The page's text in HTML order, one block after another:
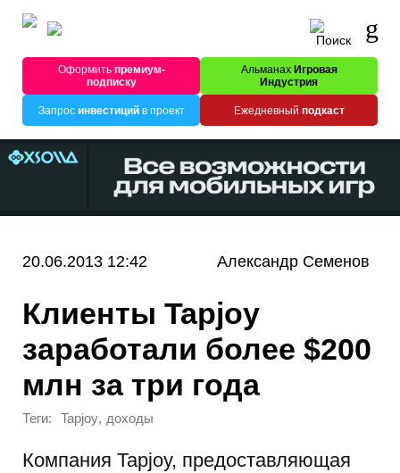
Оформитьпремиум-
подписку
Альманах Игровая
Индустрия
Запрос инвестицийв проект Ежедневный подкаст
20.06.2013 12:42 Александр Семенов
Клиенты Tapjoy
заработали более $200
млн за три года
Теги: Tapjoy, доходы
Компания Tapjoy, предоставляющая